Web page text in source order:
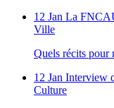
12 Jan La
Ville
Quels récits pour
12 Jan Interview
Culture